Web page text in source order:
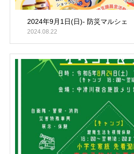
2024年9月1日(日)- 防災マルシェ
2024.08.22